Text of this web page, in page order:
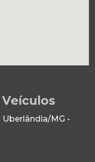
Uberlândia/MG -